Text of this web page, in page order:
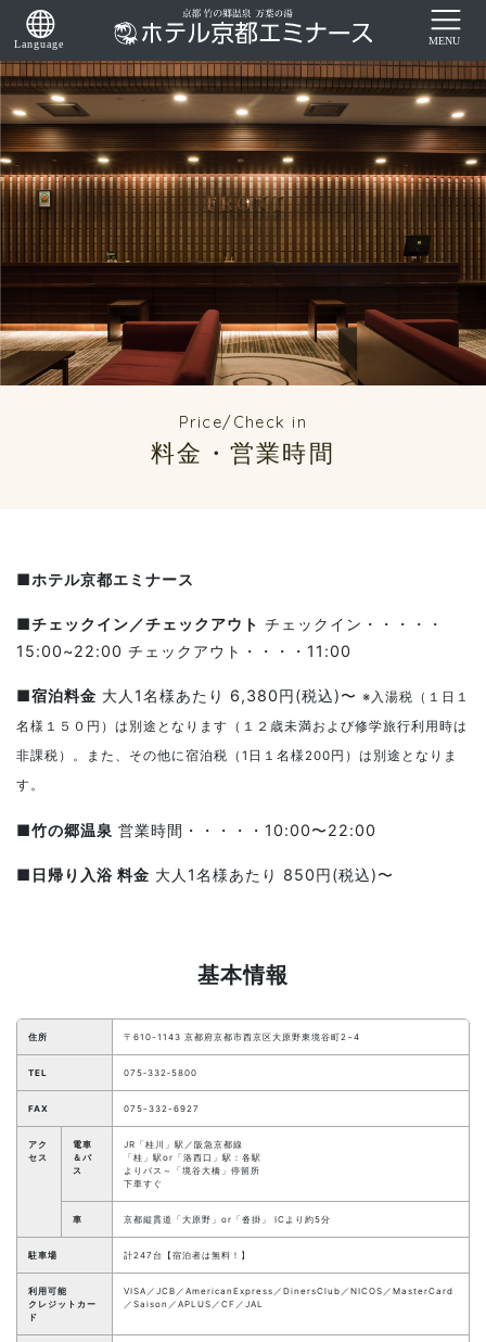
Price/Check in
料金・営業時間
■ホテル京都エミナース
■チェックイン／チェックアウト チェックイン・・・・・
15:00~22:00 チェックアウト・・・・11:00
■宿泊料金 大人1名様あたり 6,380円(税込)〜 ※入湯税（１日１
名様１５０円）は別途となります（１２歳未満および修学旅行利用時は
非課税）。また、その他に宿泊税（1日１名様200円）は別途となりま
す。
■竹の郷温泉 営業時間・・・・・10:00〜22:00
■日帰り入浴 料金 大人1名様あたり 850円(税込)〜
基本情報
住所 〒610-1143 京都府京都市西京区大原野東境谷町2−4
TEL 075‐332‐5800
FAX 075-332-6927
アク
セス
電車
＆バ
ス
JR「桂川」駅／阪急京都線
「桂」駅or「洛西口」駅：各駅
よりバス～「境谷大橋」停留所
下車すぐ
車 京都縦貫道「大原野」or「沓掛」 ICより約5分
駐車場 計247台【宿泊者は無料！】
利用可能
クレジットカー
ド
VISA／JCB／AmericanExpress／DinersClub／NICOS／MasterCard
／Saison／APLUS／CF／JAL